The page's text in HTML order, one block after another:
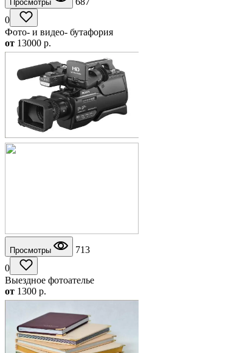
Просмотры
0
Фото- и видео- бутафория
от 13000 p.
Просмотры
713
0
Выездное фотоателье
от 1300 p.